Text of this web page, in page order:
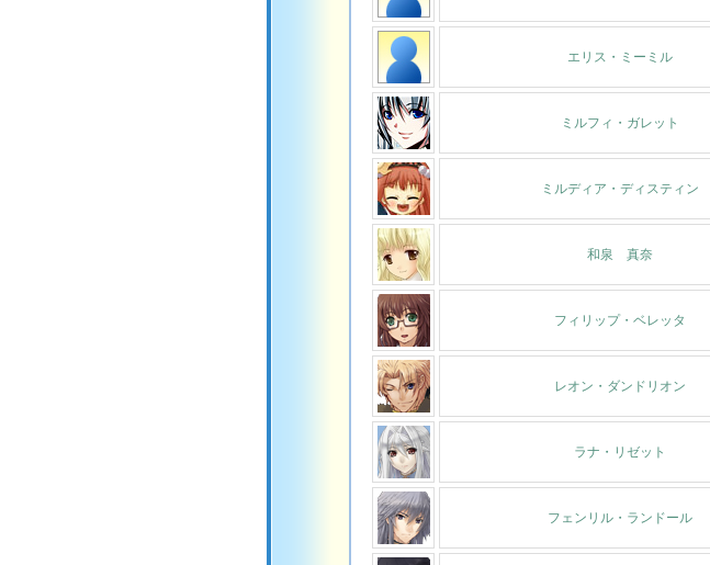
エリス・ミーミル
ミルフィ・ガレット
ミルディア・ディスティン
和泉 真奈
フィリップ・ベレッタ
レオン・ダンドリオン
ラナ・リゼット
フェンリル・ランドール